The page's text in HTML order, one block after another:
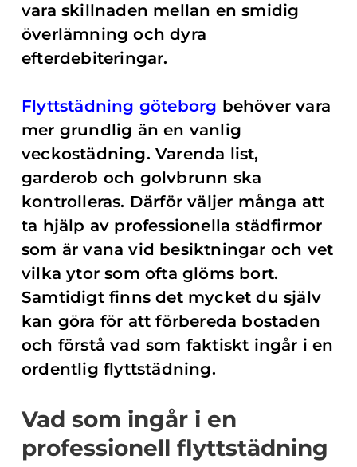
vara skillnaden mellan en smidig
överlämning och dyra
efterdebiteringar.
Flyttstädning göteborg behöver vara
mer grundlig än en vanlig
veckostädning. Varenda list,
garderob och golvbrunn ska
kontrolleras. Därför väljer många att
ta hjälp av professionella städfirmor
som är vana vid besiktningar och vet
vilka ytor som ofta glöms bort.
Samtidigt finns det mycket du själv
kan göra för att förbereda bostaden
och förstå vad som faktiskt ingår i en
ordentlig flyttstädning.
Vad som ingår i en
professionell flyttstädning